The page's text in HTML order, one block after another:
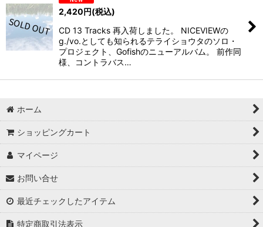
2,420円(税込)
CD 13 Tracks 再入荷しました。 NICEVIEWの
g./vo.としても知られるテライショウタのソロ・
プロジェクト、Gofishのニューアルバム。 前作同
様、コントラバス…
ホーム
ショッピングカート
マイページ
お問い合せ
最近チェックしたアイテム
特定商取引法表示